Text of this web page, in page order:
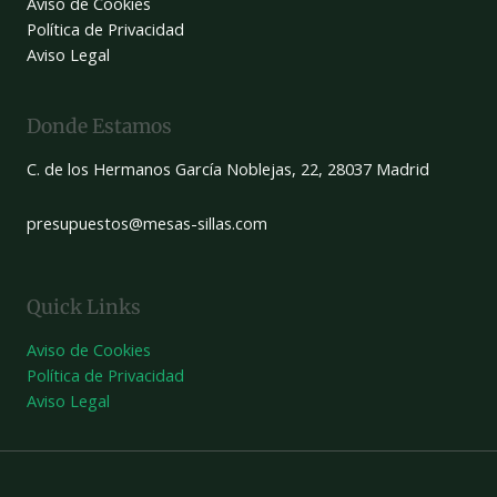
Política de Privacidad
Aviso Legal
Donde Estamos
C. de los Hermanos García Noblejas, 22, 28037 Madrid
presupuestos@mesas-sillas.com
Quick Links
Aviso de Cookies
Política de Privacidad
Aviso Legal